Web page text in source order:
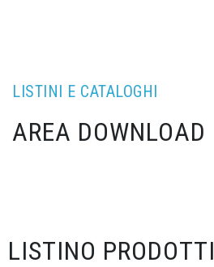
LISTINI E CATALOGHI
AREA DOWNLOAD
LISTINO PRODOTTI